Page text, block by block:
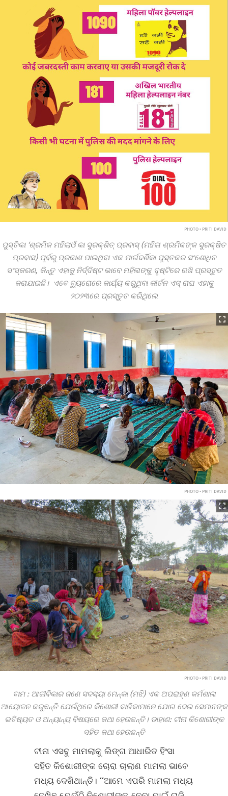
PHOTO • PRITI DAVID
ପୁସ୍ତିକା ‘ଶ୍ରମିକ ମହିଲାଓଁ କା ସୁରକ୍‌ଶିତ୍‌ ପ୍ରବାସ୍‌ (ମହିଳା ଶ୍ରମିକଙ୍କ ସୁରକ୍ଷିତ
ପ୍ରବାସ) ପୂର୍ବରୁ ପ୍ରକାଶ ପାଇଥିବା ଏକ ମାର୍ଗଦର୍ଶିକା ପୁସ୍ତକର ସଂଶୋଧିତ
ସଂସ୍କରଣ, କିନ୍ତୁ ଏହାକୁ ନିର୍ଦ୍ଦିଷ୍ଟ ଭାବେ ମହିଳାଙ୍କୁ ଦୃଷ୍ଟିରେ ରଖି ପ୍ରସ୍ତୁତ
କରାଯାଇଛି। ଏବେ ବ୍ୟୁରୋରେ କାର୍ଯ୍ୟ କରୁଥିବା କୀର୍ତନ ଏସ୍‌ ରାଘ ଏହାକୁ
୨୦୨୩ରେ ପ୍ରସ୍ତୁତ କରିଥିଲେ
PHOTO • PRITI DAVID
PHOTO • PRITI DAVID
ବାମ : ଆଜୀବିକାର ଜଣେ ସଦସ୍ୟା ମେନ୍‌କା (ମଝି) ଏକ ଅପରାହ୍ଣ କର୍ମଶାଳା
ଆୟୋଜନ କରୁଛନ୍ତି ଯେଉଁଥିରେ କିଶୋରୀ ବାଳିକାମାନେ ଯୋଗ ଦେଇ ସେମାନଙ୍କ
ଭବିଷ୍ୟତ ଓ ଅନ୍ୟାନ୍ୟ ବିଷୟରେ କଥା ହେଉଛନ୍ତି। ଡାହାଣ: ଟୀନା କିଶୋରୀଙ୍କ
ସହିତ କଥା ହେଉଛନ୍ତି
ଟୀନା ଏସବୁ ମାମଲାକୁ ଲିଙ୍ଗ ଆଧାରିତ ହିଂସା
ସହିତ କିଶୋରୀଙ୍କ ଚୋରା ଚାଲାଣ ମାମଲା ଭାବେ
ମଧ୍ୟ ଦେଖିଥାନ୍ତି। ‘‘ଆମେ ଏପରି ମାମଲା ମଧ୍ୟ